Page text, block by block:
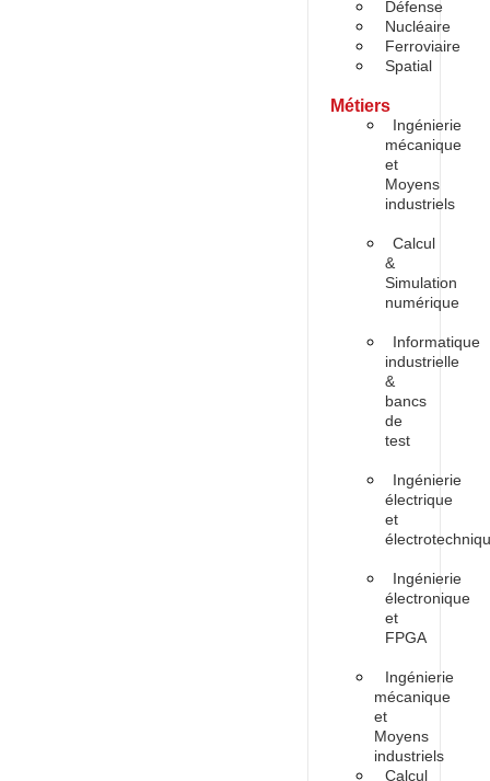
Défense
Nucléaire
Ferroviaire
Spatial
Métiers
Ingénierie
mécanique
et
Moyens
industriels
Calcul
&
Simulation
numérique
Informatique
industrielle
&
bancs
de
test
Ingénierie
électrique
et
Ingénierie
électronique
et
FPGA
Ingénierie
mécanique
et
Moyens
industriels
Calcul